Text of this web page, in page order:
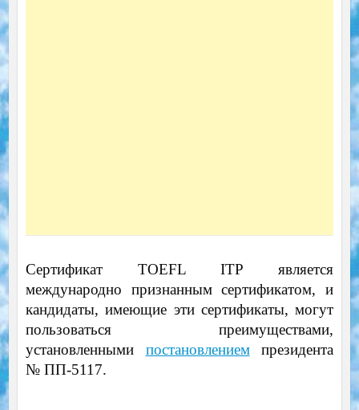
Сертификат TOEFL ITP является
международно признанным сертификатом, и
кандидаты, имеющие эти сертификаты, могут
пользоваться преимуществами,
установленными постановлениемпрезидента
№ ПП-5117.